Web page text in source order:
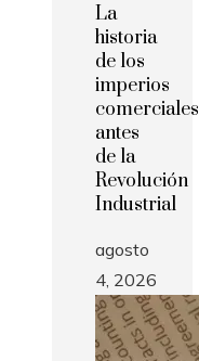
La
historia
de los
imperios
comerciales
antes
de la
Revolución
Industrial
agosto
4, 2026